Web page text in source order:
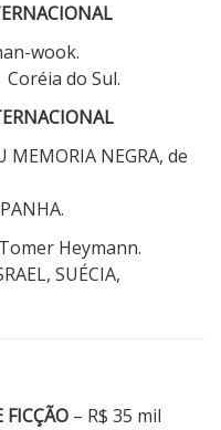
wook.
do Sul.
MEMORIA NEGRA, de
Heymann.
SUÉCIA,
FICÇÃO – R$ 35 mil